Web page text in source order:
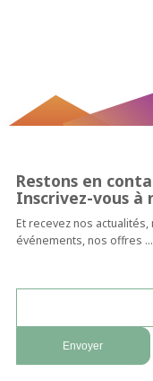
Restons en
Inscrivez-vous
Et recevez nos
événements, nos offres …